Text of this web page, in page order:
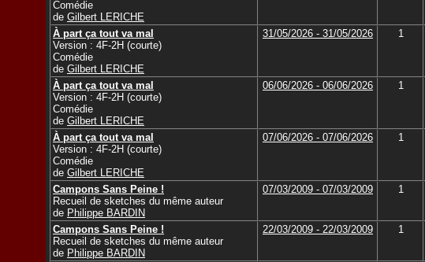
Comédie
de Gilbert LERICHE
À part ça tout va mal
Version : 4F-2H (courte)
Comédie
de Gilbert LERICHE
31/05/2026 - 31/05/2026 1
À part ça tout va mal
Version : 4F-2H (courte)
Comédie
de Gilbert LERICHE
06/06/2026 - 06/06/2026 1
À part ça tout va mal
Version : 4F-2H (courte)
Comédie
de Gilbert LERICHE
07/06/2026 - 07/06/2026 1
Campons Sans Peine !
Recueil de sketches du même auteur
de Philippe BARDIN
07/03/2009 - 07/03/2009 1
Campons Sans Peine !
Recueil de sketches du même auteur
de Philippe BARDIN
22/03/2009 - 22/03/2009 1